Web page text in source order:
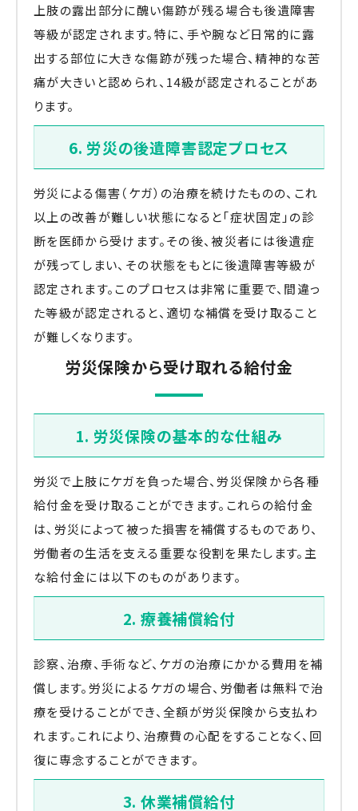
上肢の露出部分に醜い傷跡が残る場合も後遺障害
等級が認定されます。特に、手や腕など日常的に露
出する部位に大きな傷跡が残った場合、精神的な苦
痛が大きいと認められ、14級が認定されることがあ
ります。
6. 労災の後遺障害認定プロセス
労災による傷害（ケガ）の治療を続けたものの、これ
以上の改善が難しい状態になると「症状固定」の診
断を医師から受けます。その後、被災者には後遺症
が残ってしまい、その状態をもとに後遺障害等級が
認定されます。このプロセスは非常に重要で、間違っ
た等級が認定されると、適切な補償を受け取ること
が難しくなります。
労災保険から受け取れる給付金
1. 労災保険の基本的な仕組み
労災で上肢にケガを負った場合、労災保険から各種
給付金を受け取ることができます。これらの給付金
は、労災によって被った損害を補償するものであり、
労働者の生活を支える重要な役割を果たします。主
な給付金には以下のものがあります。
2. 療養補償給付
診察、治療、手術など、ケガの治療にかかる費用を補
償します。労災によるケガの場合、労働者は無料で治
療を受けることができ、全額が労災保険から支払わ
れます。これにより、治療費の心配をすることなく、回
復に専念することができます。
3. 休業補償給付